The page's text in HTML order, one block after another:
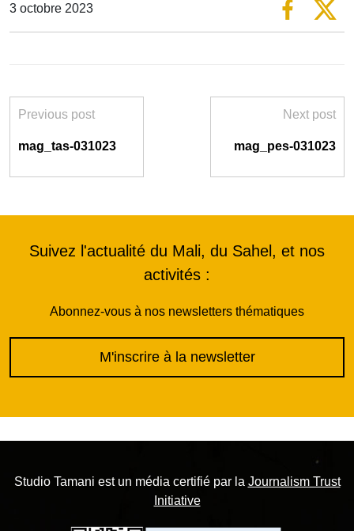
3 octobre 2023
Previous post
mag_tas-031023
Next post
mag_pes-031023
Suivez l'actualité du Mali, du Sahel, et nos
activités :
Abonnez-vous à nos newsletters thématiques
M'inscrire à la newsletter
Studio Tamani est un média certifié par la Journalism Trust
Initiative